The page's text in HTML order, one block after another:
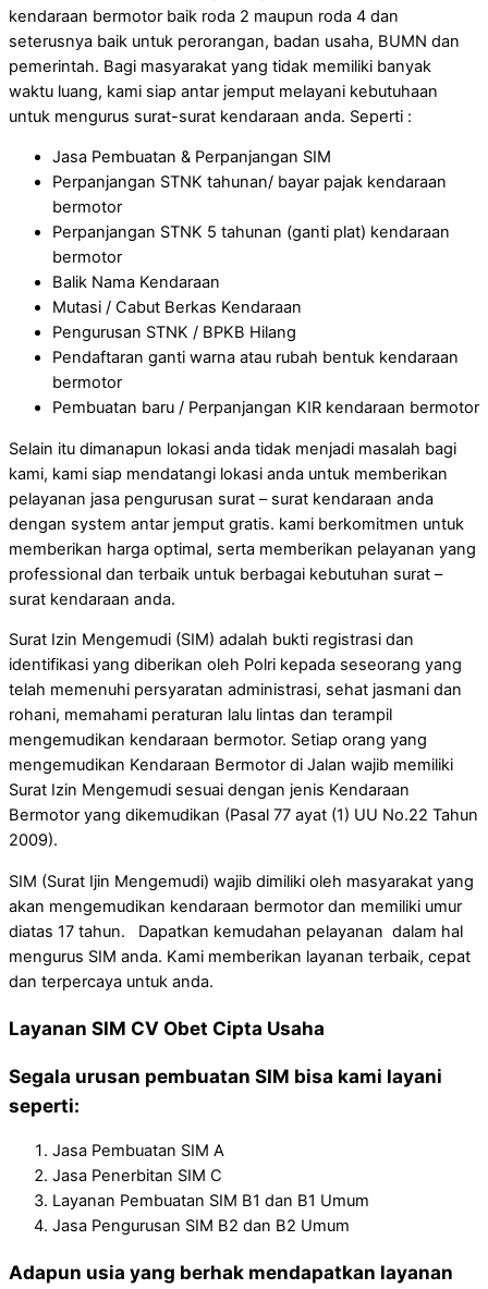
kendaraan bermotor baik roda 2 maupun roda 4 dan
seterusnya baik untuk perorangan, badan usaha, BUMN dan
pemerintah. Bagi masyarakat yang tidak memiliki banyak
waktu luang, kami siap antar jemput melayani kebutuhaan
untuk mengurus surat-surat kendaraan anda. Seperti :
Jasa Pembuatan & Perpanjangan SIM
Perpanjangan STNK tahunan/ bayar pajak kendaraan
bermotor
Perpanjangan STNK 5 tahunan (ganti plat) kendaraan
bermotor
Balik Nama Kendaraan
Mutasi / Cabut Berkas Kendaraan
Pengurusan STNK / BPKB Hilang
Pendaftaran ganti warna atau rubah bentuk kendaraan
bermotor
Pembuatan baru / Perpanjangan KIR kendaraan bermotor
Selain itu dimanapun lokasi anda tidak menjadi masalah bagi
kami, kami siap mendatangi lokasi anda untuk memberikan
pelayanan jasa pengurusan surat – surat kendaraan anda
dengan system antar jemput gratis. kami berkomitmen untuk
memberikan harga optimal, serta memberikan pelayanan yang
professional dan terbaik untuk berbagai kebutuhan surat –
surat kendaraan anda.
Surat Izin Mengemudi (SIM) adalah bukti registrasi dan
identifikasi yang diberikan oleh Polri kepada seseorang yang
telah memenuhi persyaratan administrasi, sehat jasmani dan
rohani, memahami peraturan lalu lintas dan terampil
mengemudikan kendaraan bermotor. Setiap orang yang
mengemudikan Kendaraan Bermotor di Jalan wajib memiliki
Surat Izin Mengemudi sesuai dengan jenis Kendaraan
Bermotor yang dikemudikan (Pasal 77 ayat (1) UU No.22 Tahun
2009).
SIM (Surat Ijin Mengemudi) wajib dimiliki oleh masyarakat yang
akan mengemudikan kendaraan bermotor dan memiliki umur
diatas 17 tahun. Dapatkan kemudahan pelayanan dalam hal
mengurus SIM anda. Kami memberikan layanan terbaik, cepat
dan terpercaya untuk anda.
Layanan SIM CV Obet Cipta Usaha
Segala urusan pembuatan SIM bisa kami layani
seperti:
Jasa Pembuatan SIM A
Jasa Penerbitan SIM C
Layanan Pembuatan SIM B1 dan B1 Umum
Jasa Pengurusan SIM B2 dan B2 Umum
Adapun usia yang berhak mendapatkan layanan